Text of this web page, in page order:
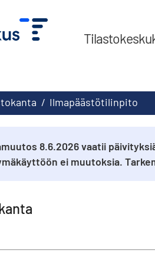
/ Ilmapäästötilinpito
8.6.2026 vaatii
ei muutoksia.